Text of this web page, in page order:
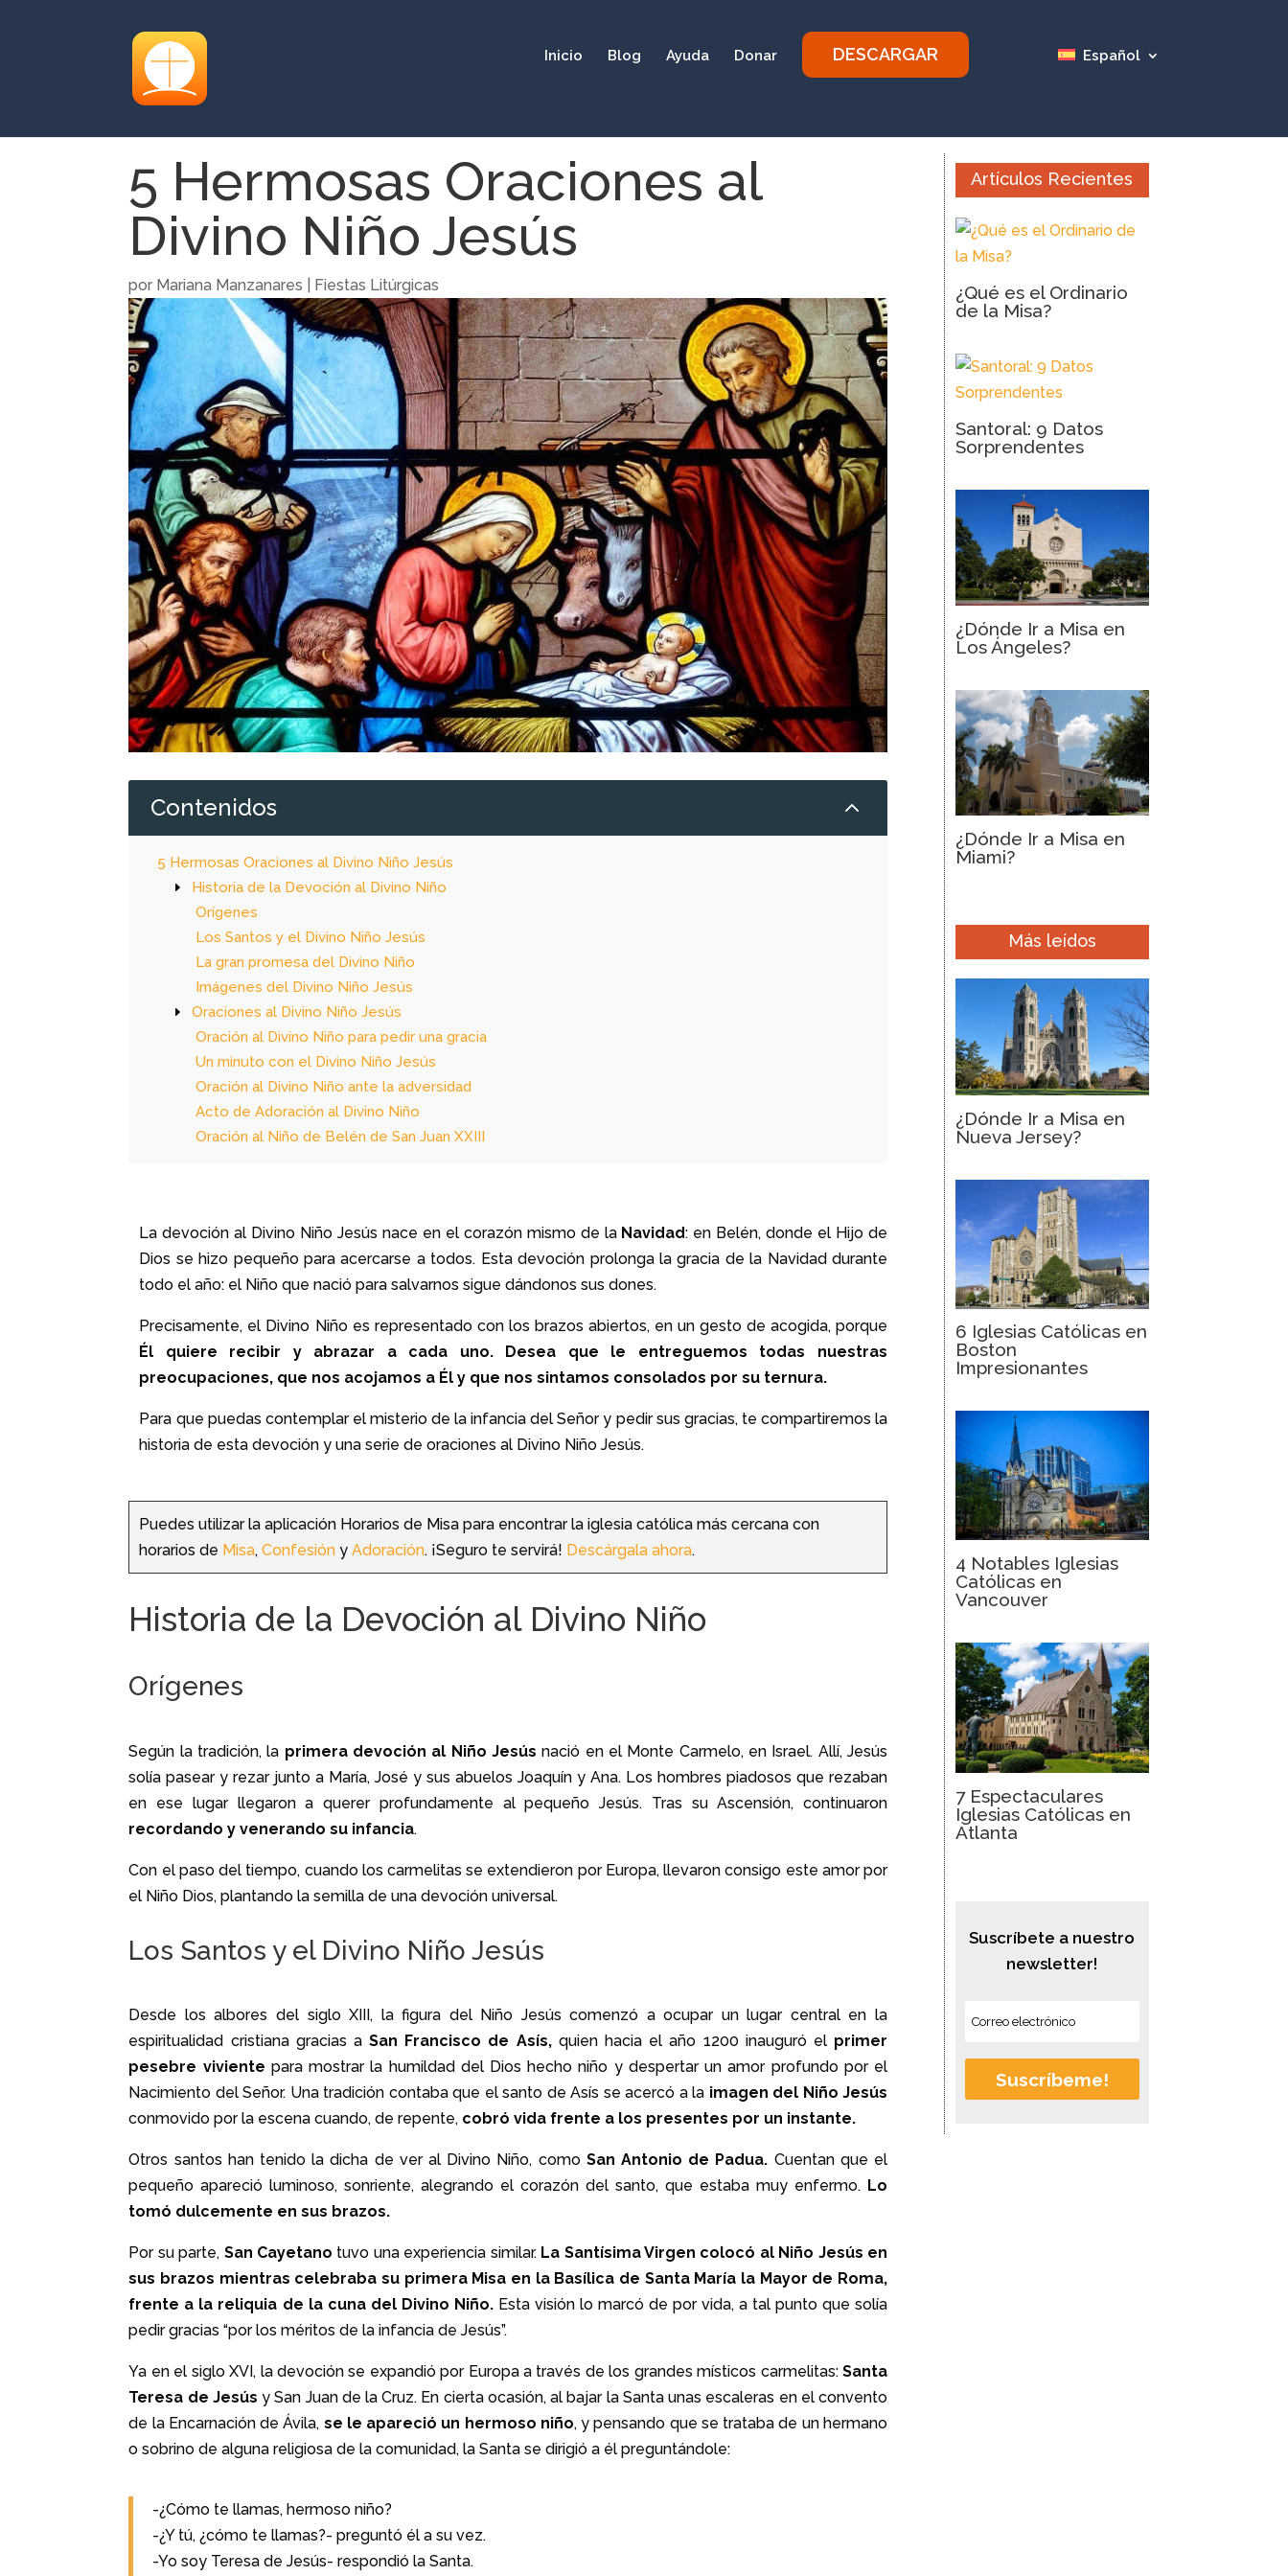
Inicio Blog Ayuda Donar DESCARGAR Español
5 Hermosas Oraciones al
Divino Niño Jesús
por Mariana Manzanares Fiestas Litúrgicas
Contenidos 2
5 Hermosas Oraciones al Divino Niño Jesús
Historia de la Devoción al Divino Niño
Orígenes
Los Santos y el Divino Niño Jesús
La gran promesa del Divino Niño
Imágenes del Divino Niño Jesús
Oraciones al Divino Niño Jesús
Oración al Divino Niño para pedir una gracia
Un minuto con el Divino Niño Jesús
Oración al Divino Niño ante la adversidad
Acto de Adoración al Divino Niño
Oración al Niño de Belén de San Juan XXIII
La devoción al Divino Niño Jesús nace en el corazón mismo de la Navidad: en Belén, donde el Hijo de
Dios se hizo pequeño para acercarse a todos. Esta devoción prolonga la gracia de la Navidad durante
todo el año: el Niño que nació para salvarnos sigue dándonos sus dones.
Precisamente, el Divino Niño es representado con los brazos abiertos, en un gesto de acogida, porque
Él quiere recibir y abrazar a cada uno. Desea que le entreguemos todas nuestras
preocupaciones, que nos acojamos a Él y que nos sintamos consolados por su ternura.
Para que puedas contemplar el misterio de la infancia del Señor y pedir sus gracias, te compartiremos la
historia de esta devoción y una serie de oraciones al Divino Niño Jesús.
Puedes utilizar la aplicación Horarios de Misa para encontrar la iglesia católica más cercana con
horarios de Misa,Confesión yAdoración. ¡Seguro te servirá! Descárgala ahora.
Historia de la Devoción al Divino Niño
Orígenes
Según la tradición, la primera devoción al Niño Jesús nació en el Monte Carmelo, en Israel. Allí, Jesús
solía pasear y rezar junto a María, José y sus abuelos Joaquín y Ana. Los hombres piadosos que rezaban
en ese lugar llegaron a querer profundamente al pequeño Jesús. Tras su Ascensión, continuaron
recordando y venerando su infancia.
Con el paso del tiempo, cuando los carmelitas se extendieron por Europa, llevaron consigo este amor por
el Niño Dios, plantando la semilla de una devoción universal.
Los Santos y el Divino Niño Jesús
Desde los albores del siglo XIII, la figura del Niño Jesús comenzó a ocupar un lugar central en la
espiritualidad cristiana gracias aSan Francisco de Asís,quien hacia el año 1200 inauguró el primer
pesebre viviente para mostrar la humildad del Dios hecho niño y despertar un amor profundo por el
Nacimiento del Señor. Una tradición contaba que el santo de Asís se acercó a la imagen del Niño Jesús
conmovido por la escena cuando, de repente, cobró vida frente a los presentes por un instante.
Otros santos han tenido la dicha de ver al Divino Niño, comoSan Antonio de Padua. Cuentan que el
pequeño apareció luminoso, sonriente, alegrando el corazón del santo, que estaba muy enfermo. Lo
tomó dulcemente en sus brazos.
Por su parte, San Cayetano tuvo una experiencia similar. La Santísima Virgen colocó al Niño Jesús en
sus brazos mientras celebraba su primera Misa en la Basílica de Santa María la Mayor de Roma,
frente a la reliquia de la cuna del Divino Niño.Esta visión lo marcó de por vida, a tal punto que solía
pedirgracias “por los méritos de la infancia de Jesús”.
Ya en el siglo XVI, la devoción se expandió por Europa a través de los grandes místicos carmelitas: Santa
Teresa de Jesús y San Juan de la Cruz. En cierta ocasión, al bajar la Santa unas escaleras en el convento
de la Encarnación de Ávila, se le apareció un hermoso niño, y pensando que se trataba de un hermano
o sobrino de alguna religiosa de la comunidad, la Santa se dirigió a él preguntándole:
-¿Cómo te llamas, hermoso niño?
-¿Y tú, ¿cómo te llamas?- preguntó él a su vez.
-Yo soy Teresa de Jesús- respondió la Santa.
Artículos Recientes
¿Qué es el Ordinario
de la Misa?
Santoral: 9 Datos
Sorprendentes
¿Dónde Ir a Misa en
Los Ángeles?
¿Dónde Ir a Misa en
Miami?
Más leídos
¿Dónde Ir a Misa en
Nueva Jersey?
6 Iglesias Católicas en
Boston
Impresionantes
4 Notables Iglesias
Católicas en
Vancouver
7 Espectaculares
Iglesias Católicas en
Atlanta
Suscríbete a nuestro
newsletter!
Suscríbeme!